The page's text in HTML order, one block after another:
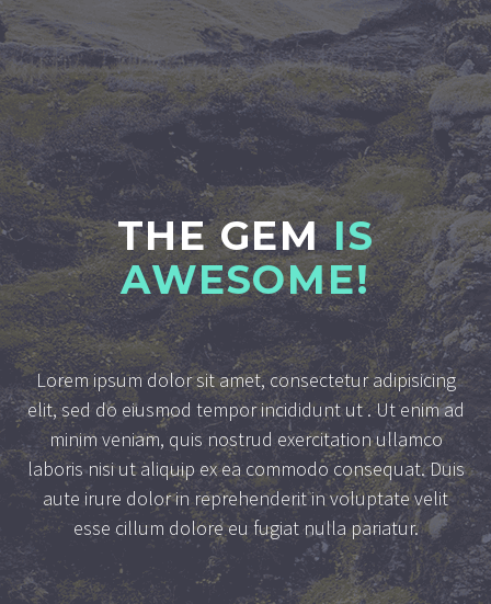
THE GEMIS
AWESOME!
Lorem ipsum dolor sit amet, consectetur adipisicing
elit, sed do eiusmod tempor incididunt ut . Ut enim ad
minim veniam, quis nostrud exercitation ullamco
laboris nisi ut aliquip ex ea commodo consequat. Duis
aute irure dolor in reprehenderit in voluptate velit
esse cillum dolore eu fugiat nulla pariatur.